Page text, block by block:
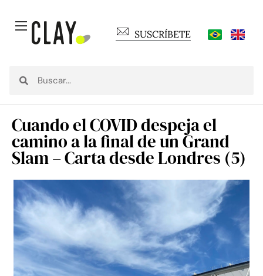
SUSCRÍBETE
Cuando el COVID despeja el
camino a la final de un Grand
Slam – Carta desde Londres (5)